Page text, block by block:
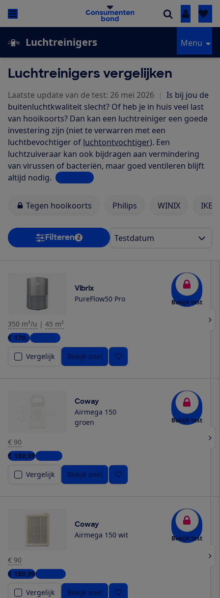
Inloggen
Luchtreinigers Menu
Luchtreinigers vergelijken
Laatste update van de test: 26 mei 2026 | Is bij jou de
buitenluchtkwaliteit slecht? Of heb je in huis veel last
van hooikoorts? Dan kan een luchtreiniger een goede
investering zijn (niet te verwarren met een
luchtbevochtiger of luchtontvochtiger). Een
luchtzuiveraar kan ook bijdragen aan vermindering
van virussen of bacteriën, maar goed ventileren blijft
altijd nodig. Lees meer
Tegen hooikoorts Philips WINIX IKEA
Filteren 2
Vibrix
PureFlow50 Pro Bekijk test
350 m³/u | 45 m²
€ 179,-2 winkels
Vergelijk
Bekijk snel
Coway
Airmega 150
groen
Bekijk test
€ 90
€ 189,991 winkel
Vergelijk
Bekijk snel
Coway
Airmega 150 wit Bekijk test
€ 90
€ 189,993 winkels
Vergelijk
Bekijk snel